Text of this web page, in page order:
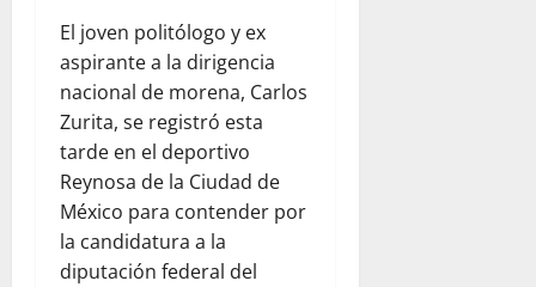
El joven politólogo y ex
aspirante a la dirigencia
nacional de morena, Carlos
Zurita, se registró esta
tarde en el deportivo
Reynosa de la Ciudad de
México para contender por
la candidatura a la
diputación federal del